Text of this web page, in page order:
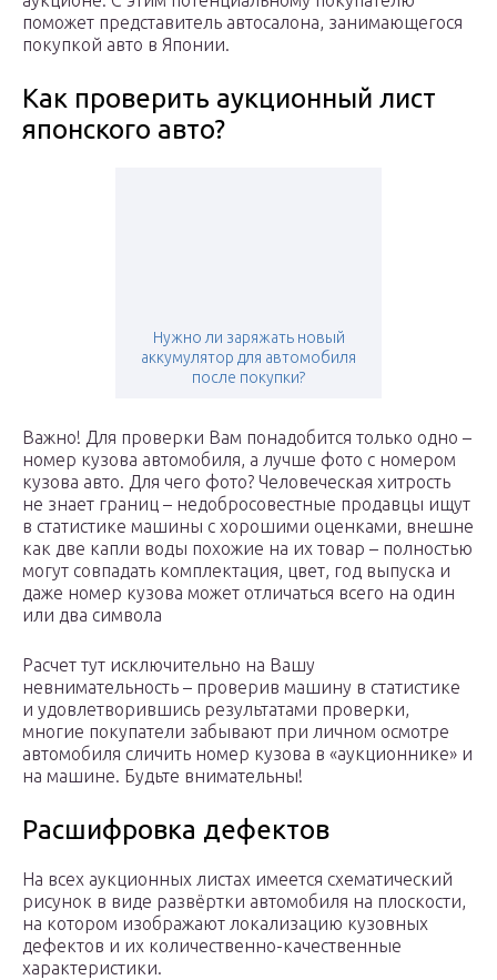
поможет представитель автосалона, занимающегося
покупкой авто в Японии.
Как проверить аукционный лист
японского авто?
Нужно ли заряжать новый
аккумулятор для автомобиля
после покупки?
Важно! Для проверки Вам понадобится только одно –
номер кузова автомобиля, а лучше фото с номером
кузова авто. Для чего фото? Человеческая хитрость
не знает границ – недобросовестные продавцы ищут
в статистике машины с хорошими оценками, внешне
как две капли воды похожие на их товар – полностью
могут совпадать комплектация, цвет, год выпуска и
даже номер кузова может отличаться всего на один
или два символа
Расчет тут исключительно на Вашу
невнимательность – проверив машину в статистике
и удовлетворившись результатами проверки,
многие покупатели забывают при личном осмотре
автомобиля сличить номер кузова в «аукционнике» и
на машине. Будьте внимательны!
Расшифровка дефектов
На всех аукционных листах имеется схематический
рисунок в виде развёртки автомобиля на плоскости,
на котором изображают локализацию кузовных
дефектов и их количественно-качественные
характеристики.